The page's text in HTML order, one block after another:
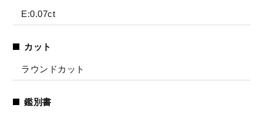
E:0.07ct
カット
ラウンドカット
鑑別書